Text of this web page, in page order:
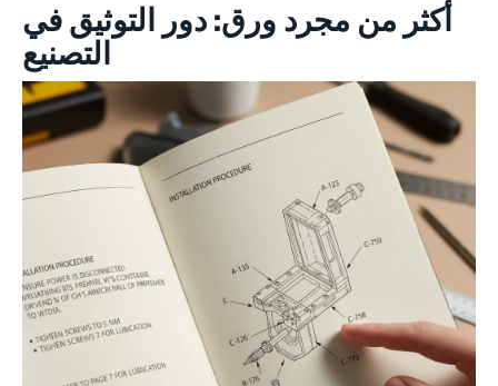
أكثر من مجرد ورق: دور التوثيق في
التصنيع